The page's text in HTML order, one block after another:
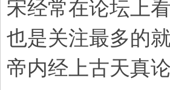
宋经常在论坛上
也是关注最多的
帝内经上古天真